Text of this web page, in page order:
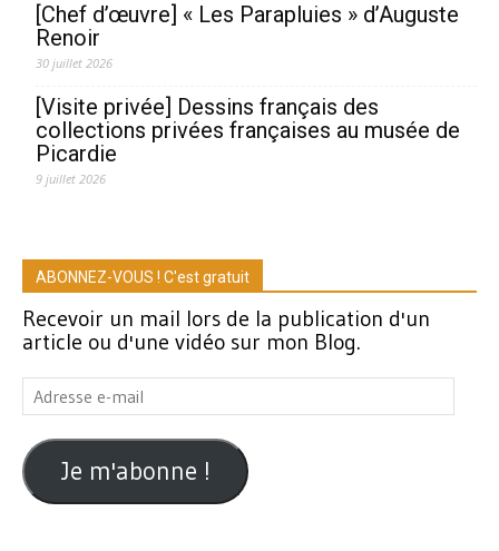
[Chef d’œuvre] « Les Parapluies » d’Auguste
Renoir
30 juillet 2026
[Visite privée] Dessins français des
collections privées françaises au musée de
Picardie
9 juillet 2026
ABONNEZ-VOUS ! C'est gratuit
Recevoir un mail lors de la publication d'un
article ou d'une vidéo sur mon Blog.
Adresse
e-
mail
Je m'abonne !